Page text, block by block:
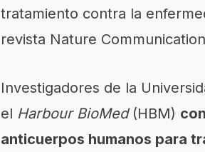
tratamiento contra la
revista Nature
Investigadores de la
el Harbour BioMed(HBM)
anticuerpos humanos para